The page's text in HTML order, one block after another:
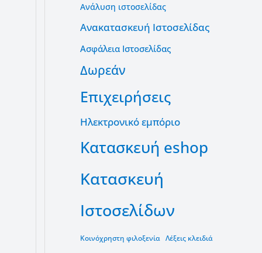
Ανάλυση ιστοσελίδας
Ανακατασκευή Ιστοσελίδας
Ασφάλεια Ιστοσελίδας
Δωρεάν
Επιχειρήσεις
Ηλεκτρονικό εμπόριο
Κατασκευή eshop
Κατασκευή
Ιστοσελίδων
Κοινόχρηστη φιλοξενία Λέξεις κλειδιά